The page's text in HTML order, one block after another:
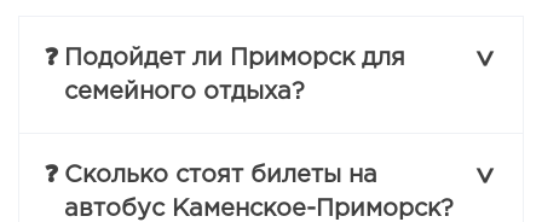
❓
Подойдет ли Приморск для
семейного отдыха?
❓ Сколько стоят билеты на
автобус Каменское-Приморск?